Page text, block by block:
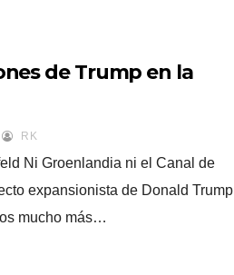
de Trump en la
RK
Ni Groenlandia ni el Canal de
expansionista de Donald Trump
mucho más…